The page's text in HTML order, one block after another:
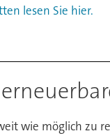
lesen Sie hier.
wie möglich zu